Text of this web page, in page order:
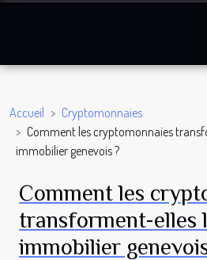
Accueil
Cryptomonnaies
Comment les cryptomonnaies
immobilier genevois ?
Comment les
transforment-elles
immobilier